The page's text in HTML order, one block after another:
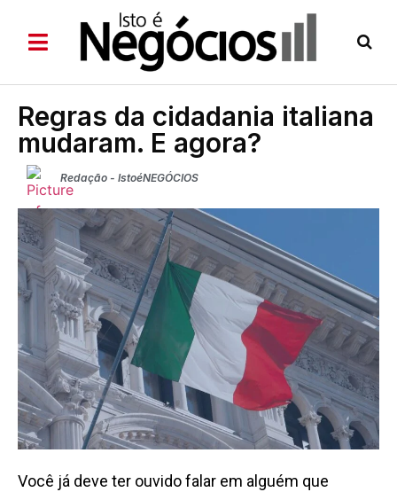
Regras da cidadania italiana
mudaram. E agora?
Redação - IstoéNEGÓCIOS
Você já deve ter ouvido falar em alguém que